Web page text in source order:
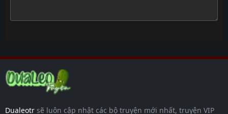
trước
Dualeotr sẽ luôn cập nhật các bộ truyện mới nhất, truyện VIP